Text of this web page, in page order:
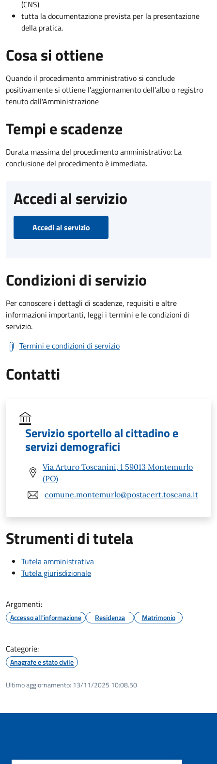
(CNS)
tutta la documentazione prevista per la presentazione
della pratica.
Cosa si ottiene
Quando il procedimento amministrativo si conclude
positivamente si ottiene l'aggiornamento dell'albo o registro
tenuto dall'Amministrazione
Tempi e scadenze
Durata massima del procedimento amministrativo: La
conclusione del procedimento è immediata.
Accedi al servizio
Accedi al servizio
Condizioni di servizio
Per conoscere i dettagli di scadenze, requisiti e altre
informazioni importanti, leggi i termini e le condizioni di
servizio.
Termini e condizioni di servizio
Contatti
Servizio sportello al cittadino e
servizi demografici
Via Arturo Toscanini, 1 59013 Montemurlo
(PO)
comune.montemurlo@postacert.toscana.it
Strumenti di tutela
Tutela amministrativa
Tutela giurisdizionale
Argomenti:
Accesso all'informazione Residenza Matrimonio
Categorie:
Anagrafe e stato civile
Ultimo aggiornamento: 13/11/2025 10:08.50